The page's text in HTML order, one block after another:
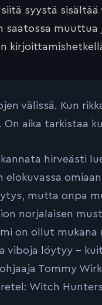
syystä
muuttua
välissä. Kun
aika tarkistaa
hirveästi
mutta onpa
norjalaisen
on ollut mukana
viboja löytyy –
Tommy
Witch